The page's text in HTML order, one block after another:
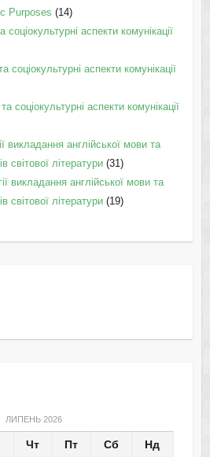
Purposes (14)
соціокультурні аспекти комунікації
соціокультурні аспекти комунікації
та соціокультурні аспекти комунікації
викладання англійської мови та
світової літератури(31)
викладання англійської мови та
світової літератури(19)
ЛИПЕНЬ 2026
Чт Пт Сб Нд